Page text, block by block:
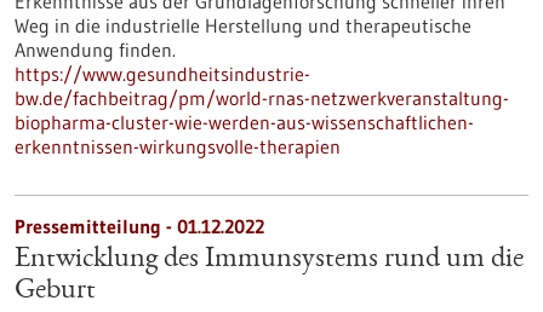
Weg in die industrielle Herstellung und therapeutische
Anwendung finden.
https://www.gesundheitsindustrie-
bw.de/fachbeitrag/pm/world-rnas-netzwerkveranstaltung-
biopharma-cluster-wie-werden-aus-wissenschaftlichen-
erkenntnissen-wirkungsvolle-therapien
Pressemitteilung - 01.12.2022
Entwicklung des Immunsystems rund um die
Geburt